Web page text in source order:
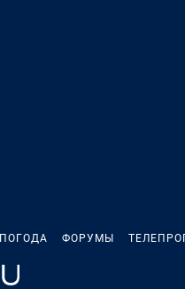
ПОГОДА ФОРУМЫ